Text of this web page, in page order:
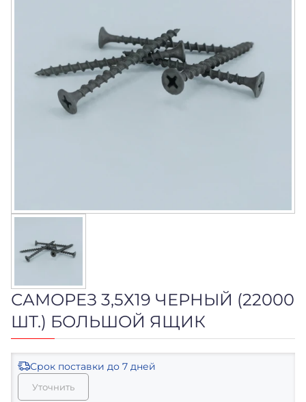
САМОРЕЗ 3,5Х19 ЧЕРНЫЙ (22000
ШТ.) БОЛЬШОЙ ЯЩИК
Срок поставки до 7 дней
Уточнить